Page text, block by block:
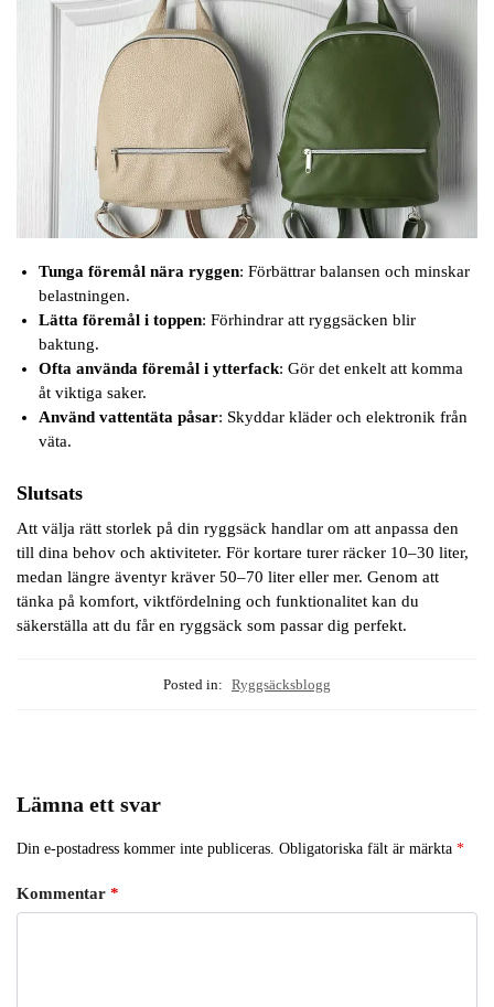
Tunga föremål nära ryggen: Förbättrar balansen och minskar
belastningen.
Lätta föremål i toppen: Förhindrar att ryggsäcken blir
baktung.
Ofta använda föremål i ytterfack: Gör det enkelt att komma
åt viktiga saker.
Använd vattentäta påsar: Skyddar kläder och elektronik från
väta.
Slutsats
Att välja rätt storlek på din ryggsäck handlar om att anpassa den
till dina behov och aktiviteter. För kortare turer räcker 10–30 liter,
medan längre äventyr kräver 50–70 liter eller mer. Genom att
tänka på komfort, viktfördelning och funktionalitet kan du
säkerställa att du får en ryggsäck som passar dig perfekt.
Posted in: Ryggsäcksblogg
Lämna ett svar
Din e-postadress kommer inte publiceras. Obligatoriska fält är märkta *
Kommentar *